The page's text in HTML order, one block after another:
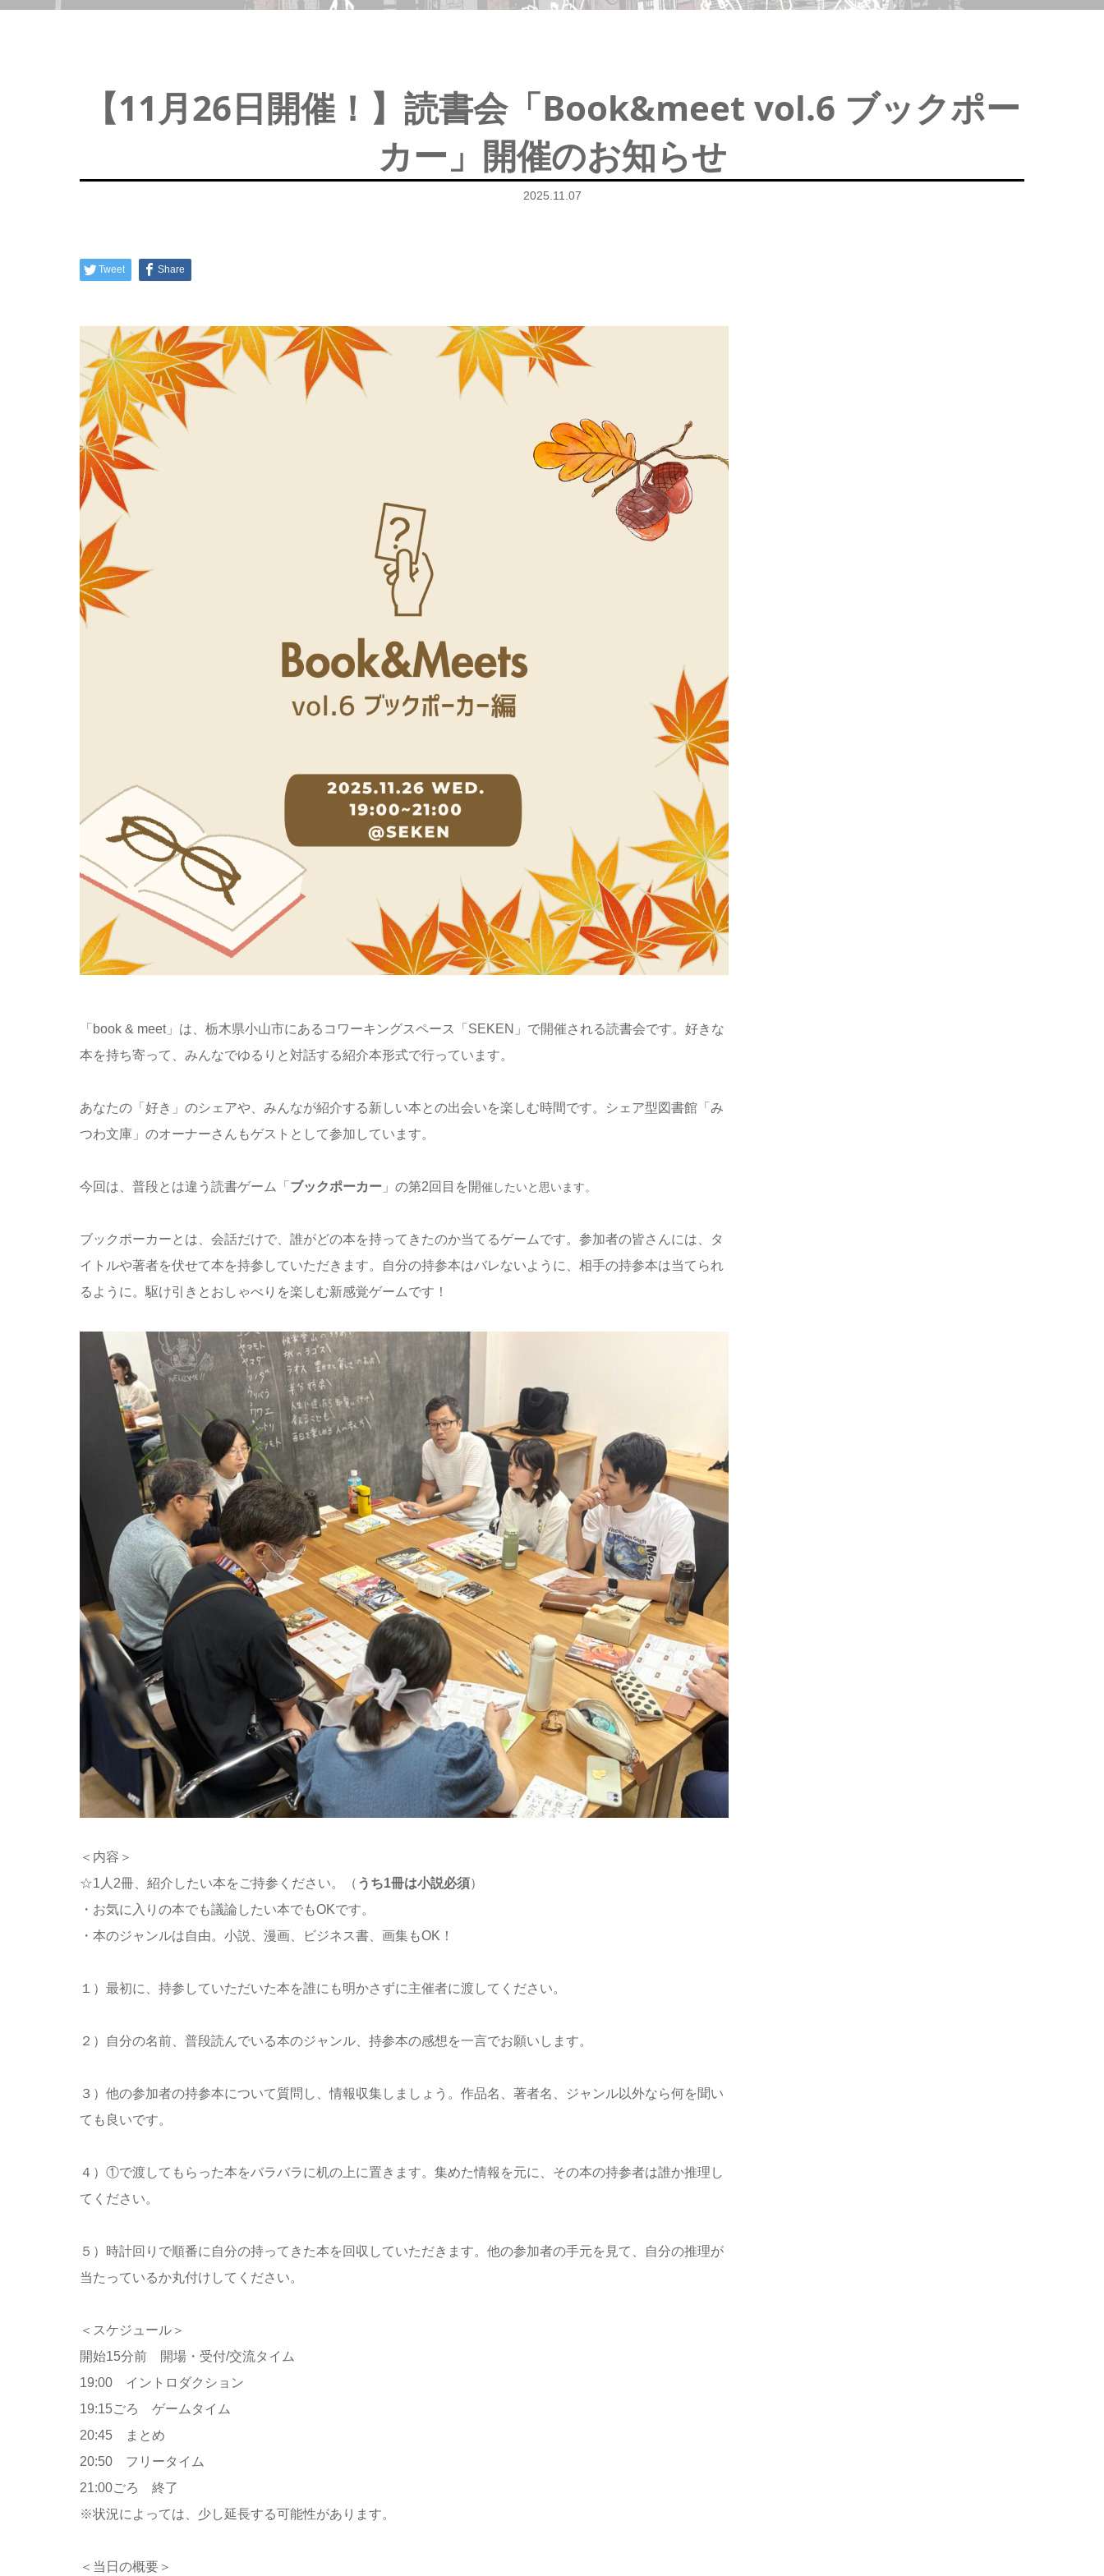
【11月26日開催！】読書会「Book&meet vol.6 ブックポー
カー」開催のお知らせ
2025.11.07
Tweet Share
「book & meet」は、栃木県小山市にあるコワーキングスペース「SEKEN」で開催される読書会です。好きな
本を持ち寄って、みんなでゆるりと対話する紹介本形式で行っています。
あなたの「好き」のシェアや、みんなが紹介する新しい本との出会いを楽しむ時間です。シェア型図書館「み
つわ文庫」のオーナーさんもゲストとして参加しています。
今回は、普段とは違う読書ゲーム「 ブックポーカー 」の第2回目を開催したいと思います。
ブックポーカーとは、会話だけで、誰がどの本を持ってきたのか当てるゲームです。参加者の皆さんには、タ
イトルや著者を伏せて本を持参していただきます。自分の持参本はバレないように、相手の持参本は当てられ
るように。駆け引きとおしゃべりを楽しむ新感覚ゲームです！
＜内容＞
☆1人2冊、紹介したい本をご持参ください。（ うち1冊は小説必須）
・お気に入りの本でも議論したい本でもOKです。
・本のジャンルは自由。小説、漫画、ビジネス書、画集もOK！
１）最初に、持参していただいた本を誰にも明かさずに主催者に渡してください。
２） 自分の名前、普段読んでいる本のジャンル、持参本の感想を一言でお願いします。
３） 他の参加者の持参本について質問し、情報収集しましょう。 作品名、著者名、ジャンル以外なら何を聞い
ても良いです。
４） ①で渡してもらった本をバラバラに机の上に置きます。集めた情報を元に、 その本の持参者は誰か推理し
てください。
５）時計回りで順番に自分の持ってきた本を回収していただきます。他の参加者の手元を見て、自分の推理が
当たっているか丸付けしてください。
＜スケジュール＞
開始15分前 開場・受付/交流タイム
19:00 イントロダクション
19:15ごろ ゲームタイム
20:45 まとめ
20:50 フリータイム
21:00ごろ 終了
※状況によっては、少し延長する可能性があります。
＜当日の概要＞